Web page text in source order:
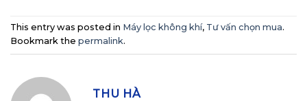
This entry was posted in Máy lọc không khí, Tư vấn chọn mua.
Bookmark the permalink.
THU HÀ